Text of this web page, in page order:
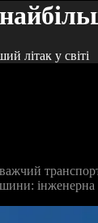
літак у світі
інженерна